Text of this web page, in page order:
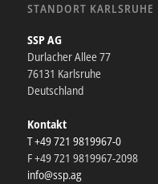
STANDORT KARLSRUHE
SSP AG
Durlacher Allee 77
76131 Karlsruhe
Deutschland
Kontakt
T +49 721 9819967-0
F +49 721 9819967-2098
info@ssp.ag